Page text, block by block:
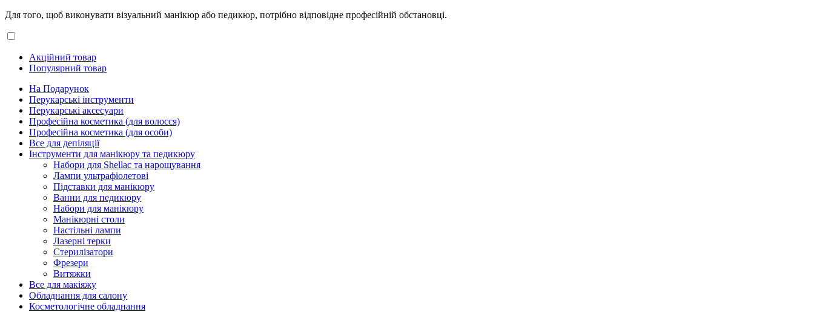
Для того, щоб виконувати візуальний манікюр або педикюр, потрібно відповідне професійній обстановці.
Акційний товар
Популярний товар
На Подарунок
Перукарські інструменти
Перукарські аксесуари
Професійна косметика (для волосся)
Професійна косметика (для особи)
Все для депіляції
Інструменти для манікюру та педикюру
Набори для Shellac та нарощування
Лампи ультрафіолетові
Підставки для манікюру
Ванни для педикюру
Набори для манікюру
Манікюрні столи
Настільні лампи
Лазерні терки
Стерилізатори
Фрезери
Витяжки
Все для макіяжу
Обладнання для салону
Косметологічне обладнання